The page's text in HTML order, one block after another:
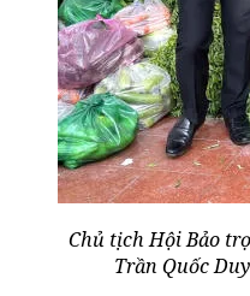
Chủ tịch Hội Bảo
Trần Quốc